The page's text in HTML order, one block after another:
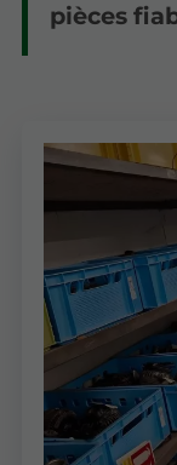
pièces